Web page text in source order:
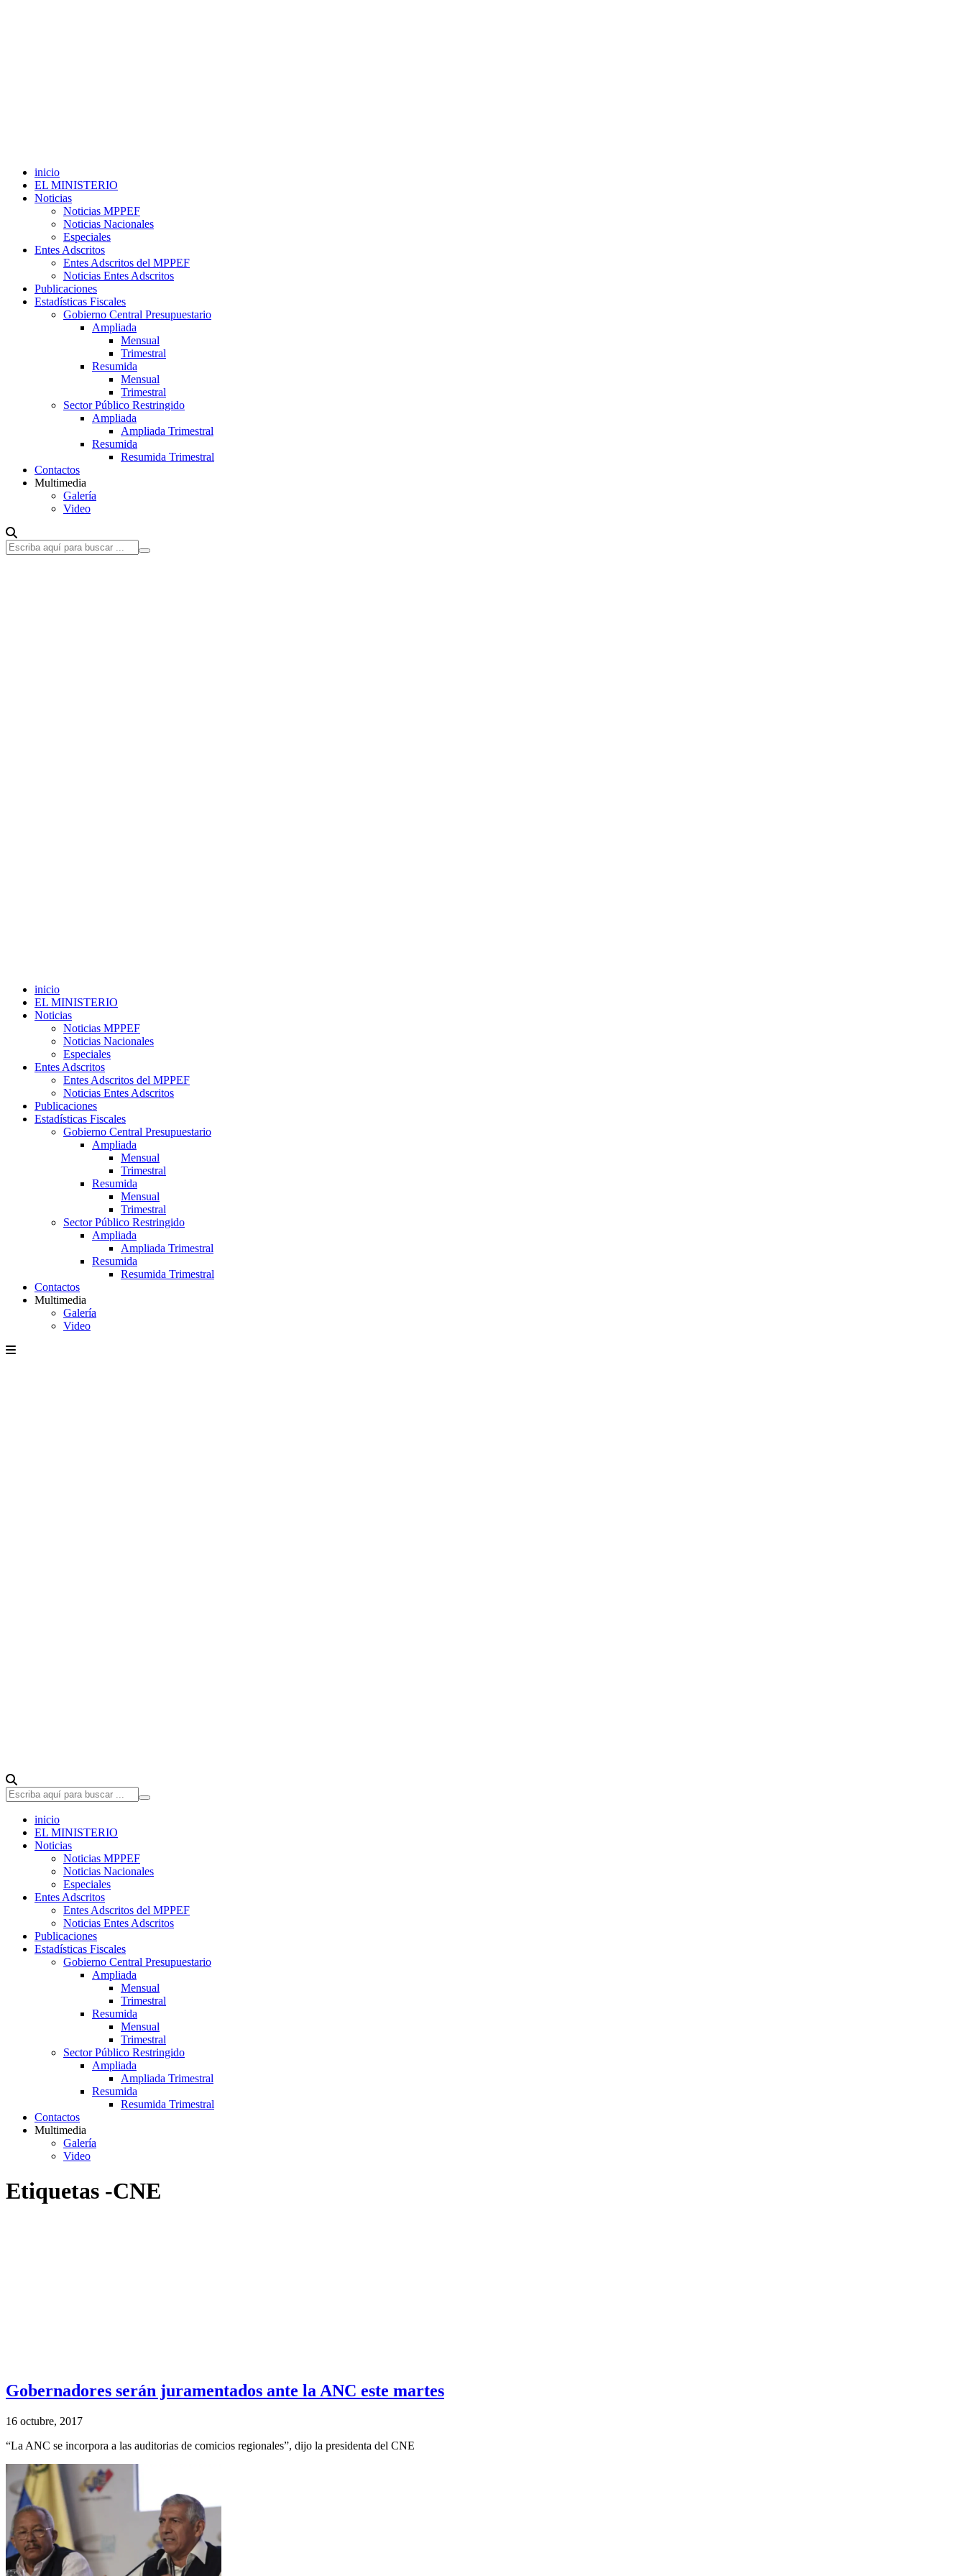
inicio
EL MINISTERIO
Noticias
Noticias MPPEF
Noticias Nacionales
Especiales
Entes Adscritos
Entes Adscritos del MPPEF
Noticias Entes Adscritos
Publicaciones
Estadísticas Fiscales
Gobierno Central Presupuestario
Ampliada
Mensual
Trimestral
Resumida
Mensual
Trimestral
Sector Público Restringido
Ampliada
Ampliada Trimestral
Resumida
Resumida Trimestral
Contactos
Multimedia
Galería
Video
inicio
EL MINISTERIO
Noticias
Noticias MPPEF
Noticias Nacionales
Especiales
Entes Adscritos
Entes Adscritos del MPPEF
Noticias Entes Adscritos
Publicaciones
Estadísticas Fiscales
Gobierno Central Presupuestario
Ampliada
Mensual
Trimestral
Resumida
Mensual
Trimestral
Sector Público Restringido
Ampliada
Ampliada Trimestral
Resumida
Resumida Trimestral
Contactos
Multimedia
Galería
Video
inicio
EL MINISTERIO
Noticias
Noticias MPPEF
Noticias Nacionales
Especiales
Entes Adscritos
Entes Adscritos del MPPEF
Noticias Entes Adscritos
Publicaciones
Estadísticas Fiscales
Gobierno Central Presupuestario
Ampliada
Mensual
Trimestral
Resumida
Mensual
Trimestral
Sector Público Restringido
Ampliada
Ampliada Trimestral
Resumida
Resumida Trimestral
Contactos
Multimedia
Galería
Video
Etiquetas -CNE
Gobernadores serán juramentados ante la ANC este martes
16 octubre, 2017
“La ANC se incorpora a las auditorias de comicios regionales”, dijo la presidenta del CNE